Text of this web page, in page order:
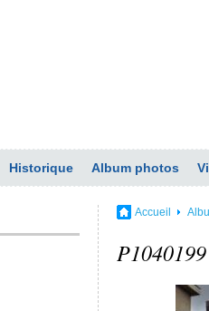
Historique Album photos
Accueil
P1040199